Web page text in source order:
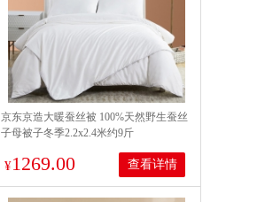
京东京造大暖蚕丝被 100%天然野生蚕丝
子母被子冬季2.2x2.4米约9斤
¥1269.00 查看详情